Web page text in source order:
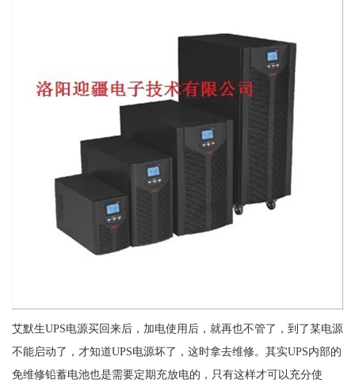
艾默生UPS电源买回来后，加电使用后，就再也不管了，到了某电源
不能启动了，才知道UPS电源坏了，这时拿去维修。其实UPS内部的
免维修铅蓄电池也是需要定期充放电的，只有这样才可以充分使